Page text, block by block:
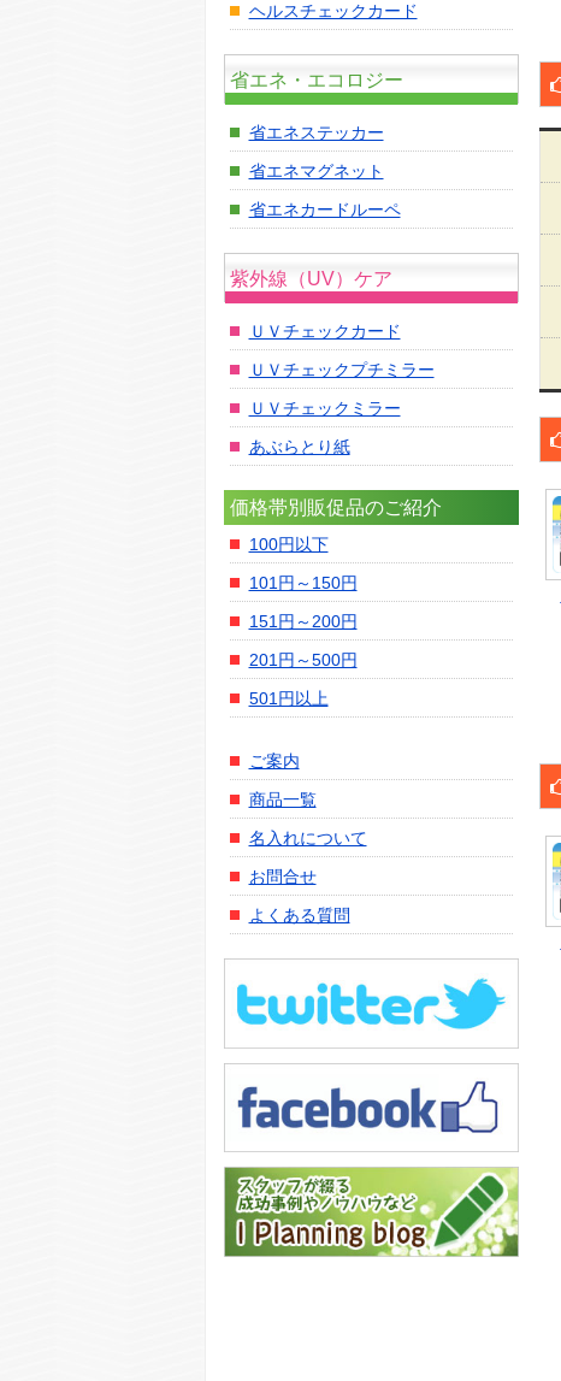
ヘルスチェックカード
省エネ・エコロジー
省エネステッカー
省エネマグネット
省エネカードルーペ
紫外線（UV）ケア
ＵＶチェックカード
ＵＶチェックプチミラー
ＵＶチェックミラー
あぶらとり紙
価格帯別販促品のご紹介
100円以下
101円～150円
151円～200円
201円～500円
501円以上
ご案内
商品一覧
名入れについて
お問合せ
よくある質問